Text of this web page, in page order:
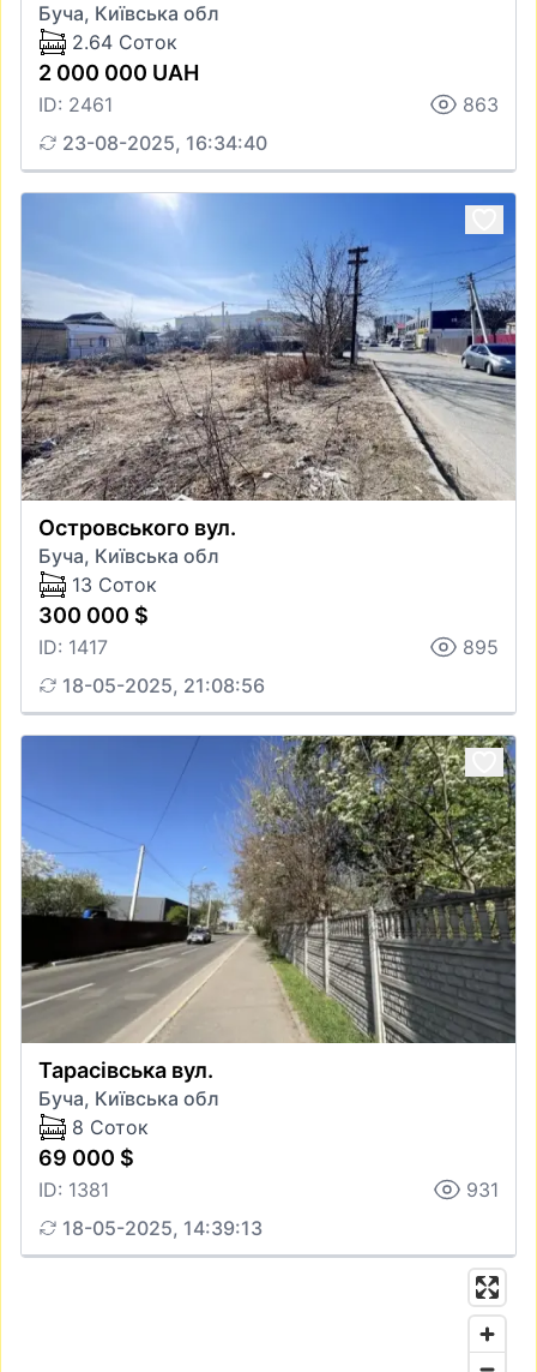
Буча, Київська обл
2.64 Соток
2 000 000 UAH
ID: 2461
863
23-08-2025, 16:34:40
Островського вул.
Буча, Київська обл
13 Соток
300 000 $
ID: 1417
895
18-05-2025, 21:08:56
Тарасівська вул.
Буча, Київська обл
8 Соток
69 000 $
ID: 1381
931
18-05-2025, 14:39:13